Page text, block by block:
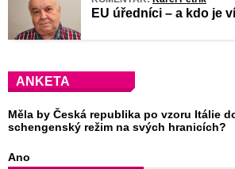
EU úředníci – a kdo je
ANKETA
Měla by Česká republika po vzoru Itálie
schengenský režim na svých hranicích?
Ano